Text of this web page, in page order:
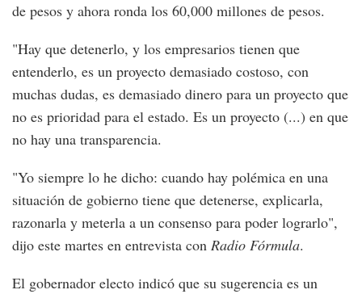
de pesos y ahora ronda los 60,000 millones de pesos.
"Hay que detenerlo, y los empresarios tienen que
entenderlo, es un proyecto demasiado costoso, con
muchas dudas, es demasiado dinero para un proyecto que
no es prioridad para el estado. Es un proyecto (...) en que
no hay una transparencia.
"Yo siempre lo he dicho: cuando hay polémica en una
situación de gobierno tiene que detenerse, explicarla,
razonarla y meterla a un consenso para poder lograrlo",
dijo este martes en entrevista con Radio Fórmula.
El gobernador electo indicó que su sugerencia es un